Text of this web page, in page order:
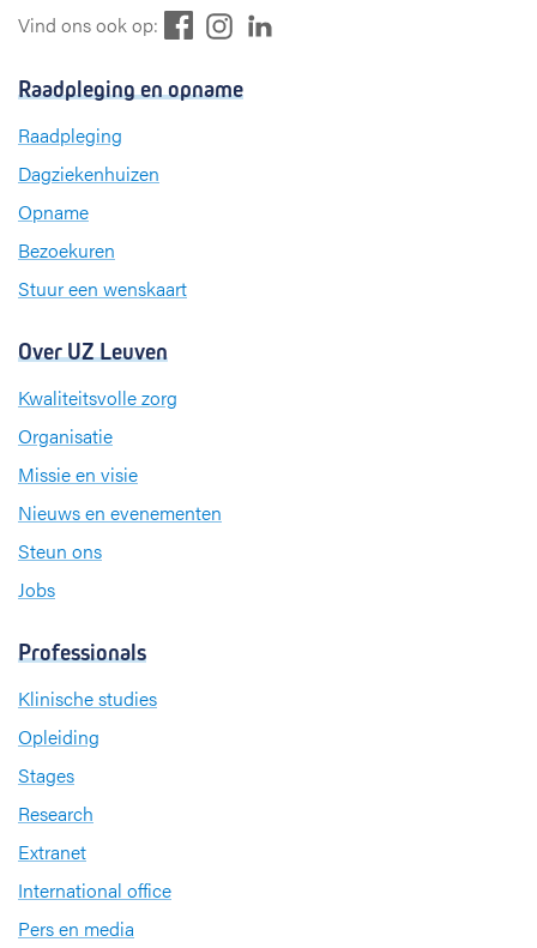
Vind ons ook op:
e
t
Raadpleging en opname
Raadpleging
Dagziekenhuizen
Opname
Bezoekuren
Stuur een wenskaart
Over UZ Leuven
Kwaliteitsvolle zorg
Organisatie
Missie en visie
Nieuws en evenementen
Steun ons
Jobs
Professionals
Klinische studies
Opleiding
Stages
Research
Extranet
International office
Pers en media